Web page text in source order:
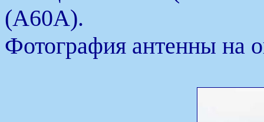
(A60A).
Фотография антенны на